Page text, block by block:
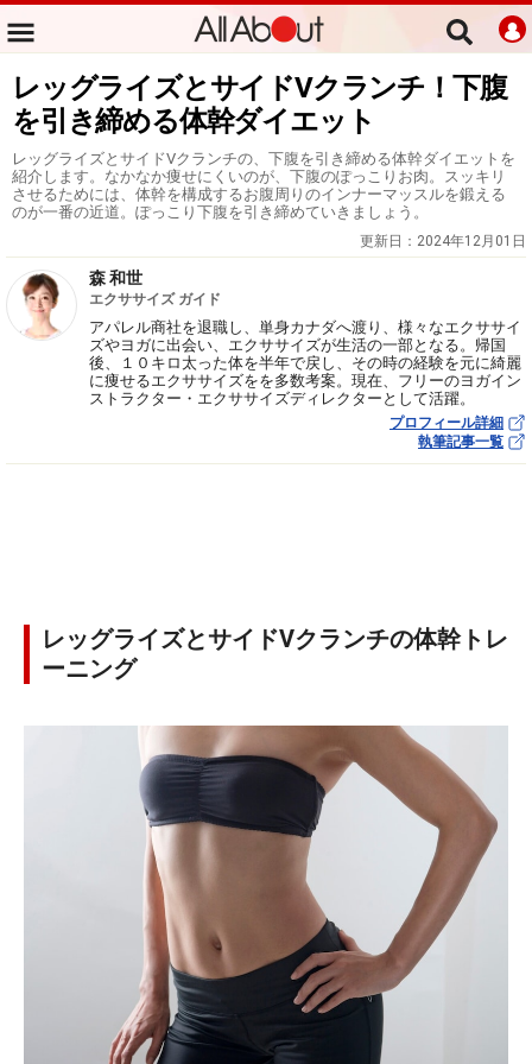
レッグライズとサイドVクランチ！下腹
を引き締める体幹ダイエット
レッグライズとサイドVクランチの、下腹を引き締める体幹ダイエットを
紹介します。なかなか痩せにくいのが、下腹のぽっこりお肉。スッキリ
させるためには、体幹を構成するお腹周りのインナーマッスルを鍛える
のが一番の近道。ぽっこり下腹を引き締めていきましょう。
更新日： 2024年12月01日
森 和世
エクササイズ ガイド
アパレル商社を退職し、単身カナダへ渡り、様々なエクササイ
ズやヨガに出会い、エクササイズが生活の一部となる。帰国
後、１０キロ太った体を半年で戻し、その時の経験を元に綺麗
に痩せるエクササイズをを多数考案。現在、フリーのヨガイン
ストラクター・エクササイズディレクターとして活躍。
プロフィール詳細
執筆記事一覧
レッグライズとサイドVクランチの体幹トレ
ーニング